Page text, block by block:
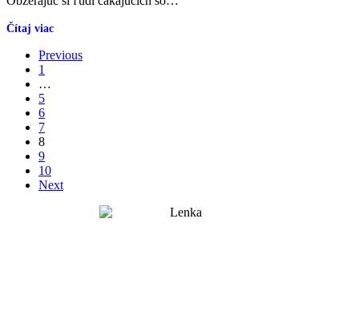
Previous
1
…
5
6
7
8
9
10
Next